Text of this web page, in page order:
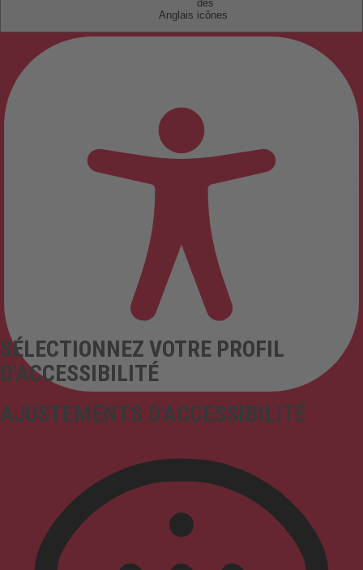
Anglais
AJUSTEMENTS D'ACCESSIBILITÉ
SÉLECTIONNEZ VOTRE PROFIL
D'ACCESSIBILITÉ